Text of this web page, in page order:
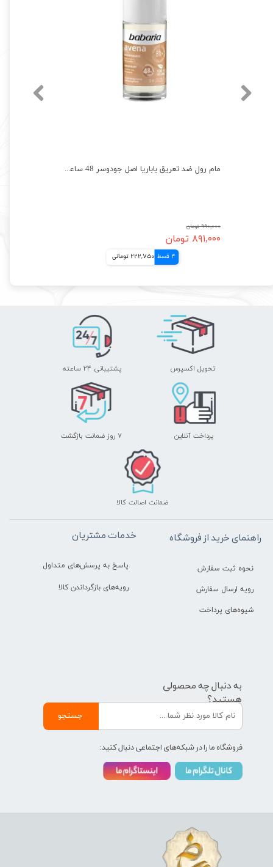
مام رول ضد تعریق باباریا اصل جودوسر 48 ساعته Babaria
۹۹۰,۰۰۰ تومان
۸۹۱,۰۰۰ تومان
4 قسط 222,750 تومانی
تحویل اکسپرس پشتیبانی ۲۴ ساعته
پرداخت آنلاین ۷ روز ضمانت بازگشت
ضمانت اصالت کالا
راهنمای خرید از فروشگاه
نحوه ثبت سفارش
رویه ارسال سفارش
شیوه‌های پرداخت
خدمات مشتریان
پاسخ به پرسش‌های متداول
رویه‌های بازگرداندن کالا
به دنبال چه محصولی
هستید؟
جستجو
فروشگاه ما را در شبکه‌های اجتماعی دنبال کنید: